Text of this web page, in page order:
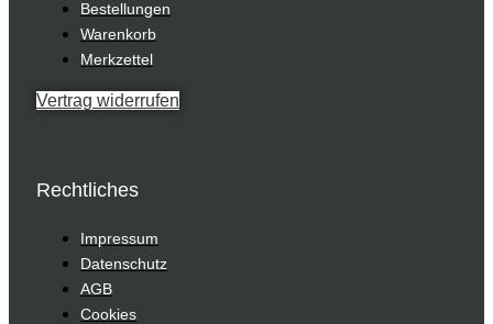
Bestellungen
Warenkorb
Merkzettel
Vertrag widerrufen
Rechtliches
Impressum
Datenschutz
AGB
Cookies